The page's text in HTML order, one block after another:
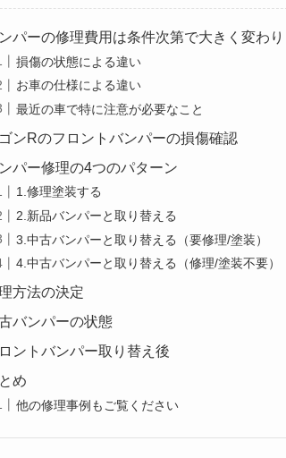
パーの修理費用は条件次第で大きく変わ
損傷の状態による違い
お車の仕様による違い
最近の車で特に注意が必要なこと
ンRのフロントバンパーの損傷確認
パー修理の4つのパターン
1.修理塗装する
2.新品バンパーと取り替える
3.中古バンパーと取り替える（要修理/塗装）
4.中古バンパーと取り替える（修理/塗装不要）
方法の決定
バンパーの状態
ントバンパー取り替え後
め
他の修理事例もご覧ください